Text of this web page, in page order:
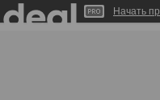
Начать